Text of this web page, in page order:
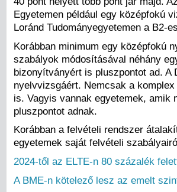
Egyetemen például egy középfokú
Loránd Tudományegyetemen a B2-
Korábban minimum egy középfokú
szabályok módosításával néhány
bizonyítványért is pluszpontot ad. A
nyelvvizsgáért. Nemcsak a
is. Vagyis vannak egyetemek,
pluszpontot adnak.
Korábban a felvételi rendszer
egyetemek saját felvételi
2024-től az ELTE-n 80 százalék
A BME-n kötelező lesz az emelt